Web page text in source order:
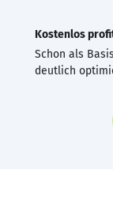
Kostenlos
Schon als
deutlich